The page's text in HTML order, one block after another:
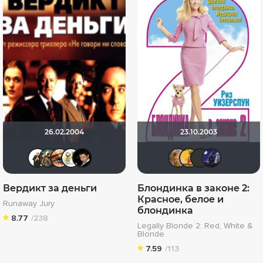
26.02.2004
Maggot Бог любви
Вердикт за деньги
Runaway Jury
8.77 /238
23.10.2003
Блондинка в законе 2:
Красное, белое и
блондинка
Legally Blonde 2: Red, White &
Blonde
7.59 /113